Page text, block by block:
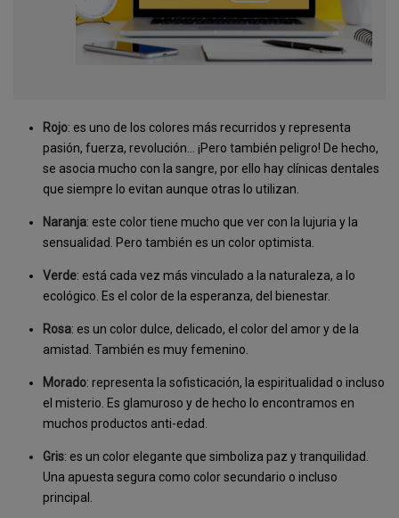
Rojo: es uno de los colores más recurridos y representa
pasión, fuerza, revolución… ¡Pero también peligro! De hecho,
se asocia mucho con la sangre, por ello hay clínicas dentales
que siempre lo evitan aunque otras lo utilizan.
Naranja: este color tiene mucho que ver con la lujuria y la
sensualidad. Pero también es un color optimista.
Verde: está cada vez más vinculado a la naturaleza, a lo
ecológico. Es el color de la esperanza, del bienestar.
Rosa: es un color dulce, delicado, el color del amor y de la
amistad. También es muy femenino.
Morado: representa la sofisticación, la espiritualidad o incluso
el misterio. Es glamuroso y de hecho lo encontramos en
muchos productos anti-edad.
Gris: es un color elegante que simboliza paz y tranquilidad.
Una apuesta segura como color secundario o incluso
principal.